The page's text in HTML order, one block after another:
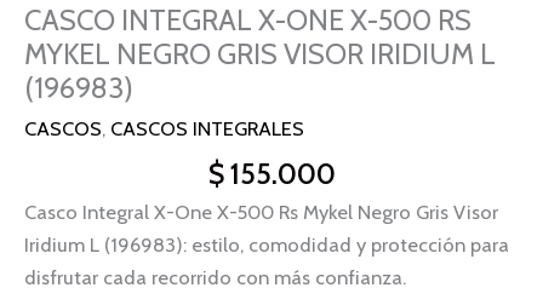
CASCO INTEGRAL X-ONE X-500 RS
MYKEL NEGRO GRIS VISOR IRIDIUM L
(196983)
CASCOS, CASCOS INTEGRALES
$155.000
Casco Integral X-One X-500 Rs Mykel Negro Gris Visor
Iridium L (196983): estilo, comodidad y protección para
disfrutar cada recorrido con más confianza.